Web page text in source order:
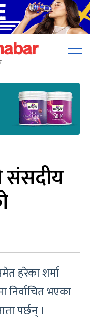
संसदीय
हरेका शर्मा
भएका
पर्छन् ।